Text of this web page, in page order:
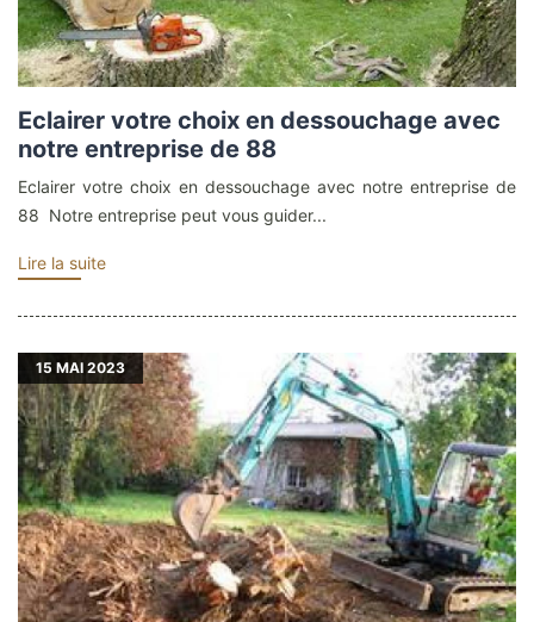
Eclairer votre choix en dessouchage avec
notre entreprise de 88
Eclairer votre choix en dessouchage avec notre entreprise de
88 Notre entreprise peut vous guider...
Lire la suite
15 MAI 2023